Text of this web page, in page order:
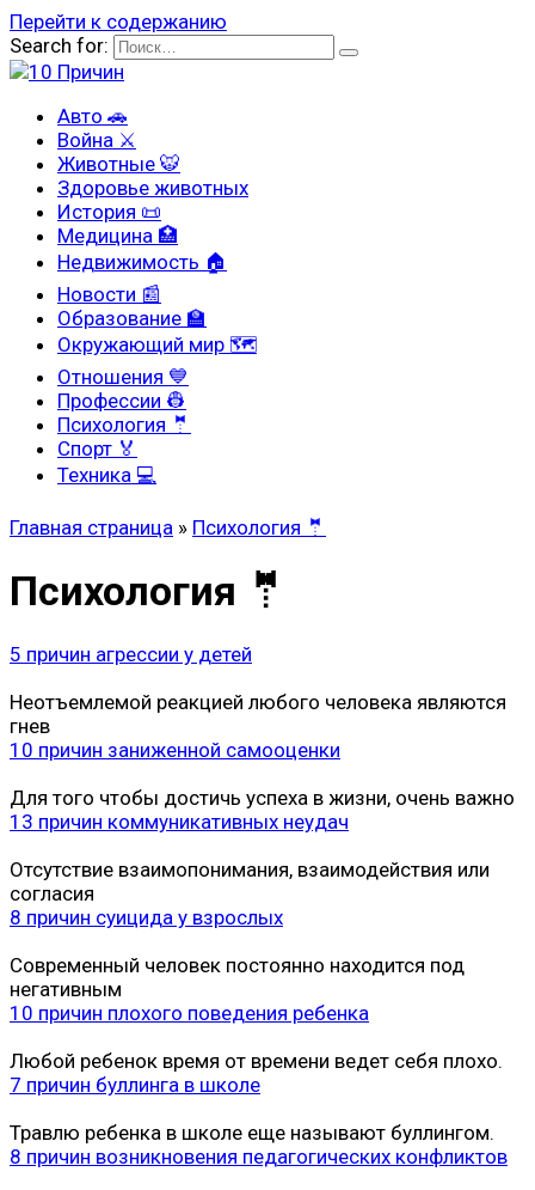
Перейти к содержанию
Search for:
Авто 🚗
Война ⚔
Животные 🐯
Здоровье животных
История 📜
Медицина 🏥
Недвижимость 🏠
Новости 📰
Образование 🏫
Окружающий мир 🗺
Отношения 💙
Профессии 👷
Психология 🤵
Спорт 🏅
Техника 💻
Главная страница » Психология 🤵
Психология 🤵
5 причин агрессии у детей
Неотъемлемой реакцией любого человека являются
гнев
10 причин заниженной самооценки
Для того чтобы достичь успеха в жизни, очень важно
13 причин коммуникативных неудач
Отсутствие взаимопонимания, взаимодействия или
согласия
8 причин суицида у взрослых
Современный человек постоянно находится под
негативным
10 причин плохого поведения ребенка
Любой ребенок время от времени ведет себя плохо.
7 причин буллинга в школе
Травлю ребенка в школе еще называют буллингом.
8 причин возникновения педагогических конфликтов